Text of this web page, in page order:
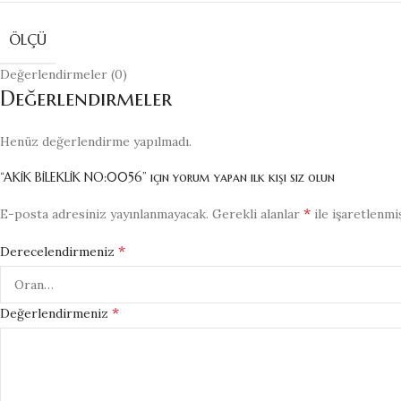
ÖLÇÜ
Değerlendirmeler (0)
Değerlendirmeler
Henüz değerlendirme yapılmadı.
“AKİK BİLEKLİK NO:0056” için yorum yapan ilk kişi siz olun
E-posta adresiniz yayınlanmayacak. Gerekli alanlar * ile
Derecelendirmeniz *
Değerlendirmeniz *